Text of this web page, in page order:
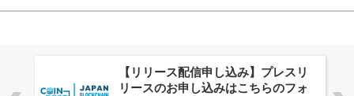
株式会社PlnX、アジア最大級のグロ
ーバルWeb3カンファレンス